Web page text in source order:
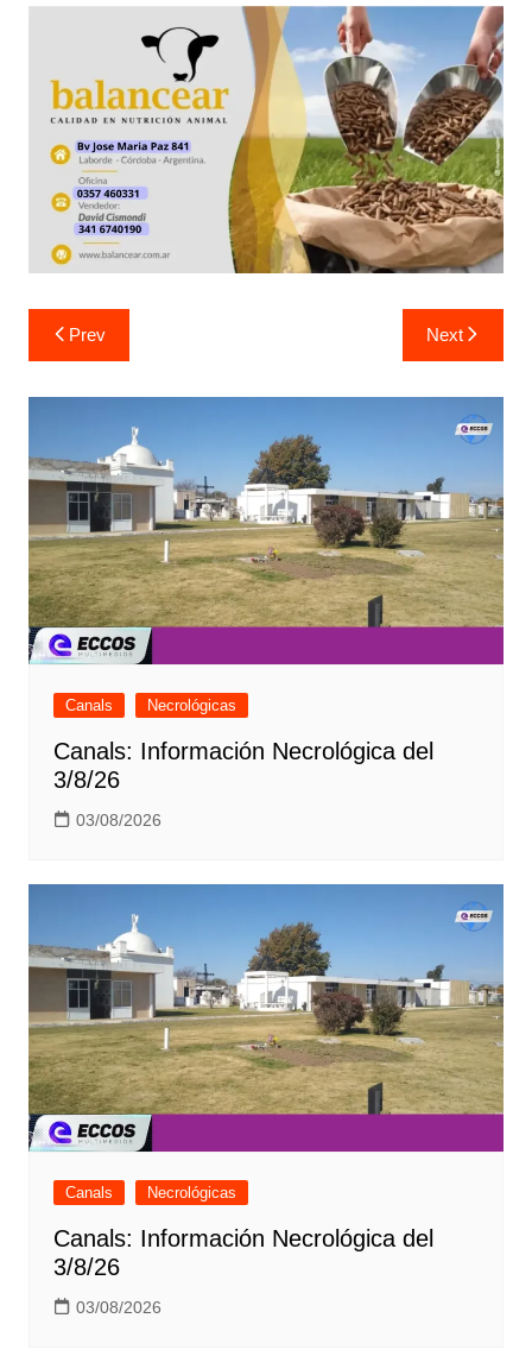
Navegación
de
entradas
Prev Next
Canals Necrológicas
Canals: Información Necrológica del
3/8/26
03/08/2026
Canals Necrológicas
Canals: Información Necrológica del
3/8/26
03/08/2026